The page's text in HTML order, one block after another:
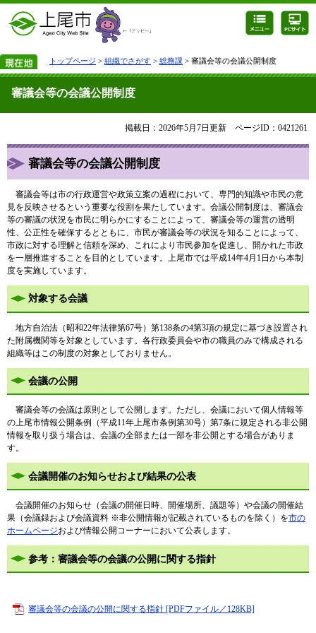
トップページ > 組織でさがす > 総務課 > 審議会等の会議公開制度
審議会等の会議公開制度
掲載日：2026年5月7日更新 ページID：0421261
審議会等の会議公開制度
審議会等は市の行政運営や政策立案の過程において、専門的知識や市民の意
見を反映させるという重要な役割を果たしています。会議公開制度は、審議会
等の審議の状況を市民に明らかにすることによって、審議会等の運営の透明
性、公正性を確保するとともに、市民が審議会等の状況を知ることによって、
市政に対する理解と信頼を深め、これにより市民参加を促進し、開かれた市政
を一層推進することを目的としています。上尾市では平成14年4月1日から本制
度を実施しています。
対象する会議
地方自治法（昭和22年法律第67号）第138条の4第3項の規定に基づき設置され
た附属機関等を対象としています。各行政委員会や市の職員のみで構成される
組織等はこの制度の対象としておりません。
会議の公開
審議会等の会議は原則として公開します。ただし、会議において個人情報等
の上尾市情報公開条例（平成11年上尾市条例第30号）第7条に規定される非公開
情報を取り扱う場合は、会議の全部または一部を非公開とする場合がありま
す。
会議開催のお知らせおよび結果の公表
会議開催のお知らせ（会議の開催日時、開催場所、議題等）や会議の開催結
果（会議録および会議資料 ※非公開情報が記載されているものを除く）を市の
ホームページおよび情報公開コーナーにおいて公表します。
参考：審議会等の会議の公開に関する指針
審議会等の会議の公開に関する指針 [PDFファイル／128KB]